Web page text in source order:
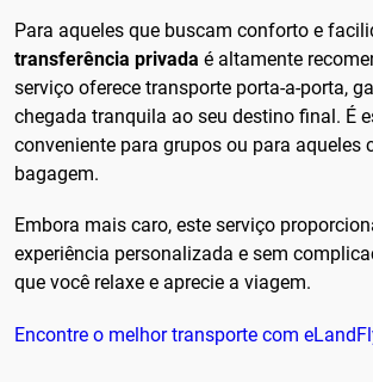
Para aqueles que buscam conforto e
transferência privada é altamente
serviço oferece transporte porta-a-porta,
chegada tranquila ao seu destino final. É
conveniente para grupos ou para aqueles
bagagem.
Embora mais caro, este serviço
experiência personalizada e sem
que você relaxe e aprecie a viagem.
Encontre o melhor transporte com